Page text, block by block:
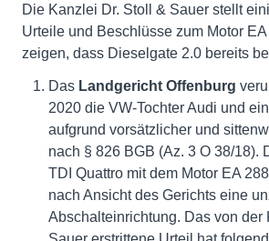
Die Kanzlei Dr. Stoll & Sauer stellt
Urteile und Beschlüsse zum Motor
zeigen, dass Dieselgate 2.0 bereits
Das Landgericht Offenburg
2020 die VW-Tochter Audi und
aufgrund vorsätzlicher und
nach § 826 BGB (Az. 3 O 38/18).
TDI Quattro mit dem Motor EA
nach Ansicht des Gerichts eine
Abschalteinrichtung. Das von der